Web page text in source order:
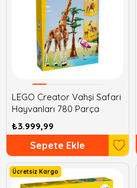
LEGO Creator Vahşi Safari
Hayvanları 780 Parça
₺3.999,99
Sepete Ekle
Ücretsiz Kargo